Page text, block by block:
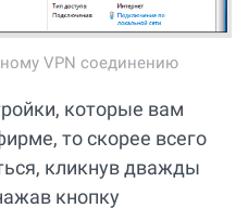
VPN соединению
которые вам
то скорее всего
кликнув дважды
кнопку